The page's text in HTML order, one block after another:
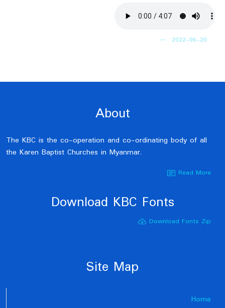
2022-06-20
About
The KBC is the co-operation and co-ordinating body of all
the Karen Baptist Churches in Myanmar.
Read More
Download KBC Fonts
Download Fonts Zip
Site Map
Home